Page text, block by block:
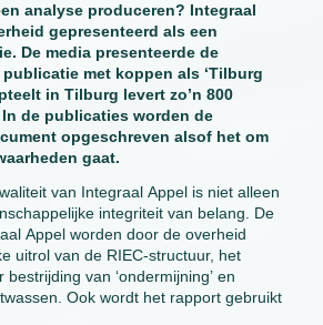
analyse produceren? Integraal
gepresenteerd als een
De media presenteerde de
met koppen als ‘Tilburg
in Tilburg levert zo’n 800
In de publicaties worden de
opgeschreven alsof het om
gaat.
van Integraal Appel is niet alleen
integriteit van belang. De
Appel worden door de overheid
uitrol van de RIEC-structuur, het
van ‘ondermijning’ en
Ook wordt het rapport gebruikt